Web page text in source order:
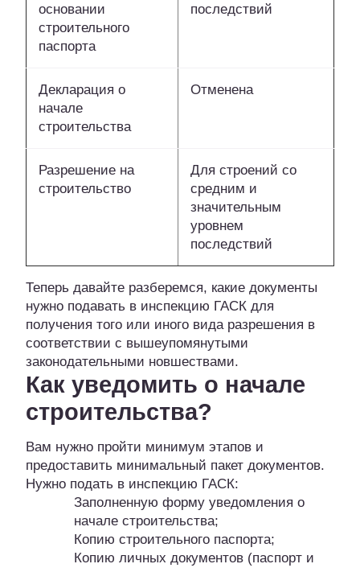
основании
строительного
паспорта
последствий
Декларация о
начале
строительства
Отменена
Разрешение на
строительство
Для строений со
средним и
значительным
уровнем
последствий
Теперь давайте разберемся, какие документы
нужно подавать в инспекцию ГАСК для
получения того или иного вида разрешения в
соответствии с вышеупомянутыми
законодательными новшествами.
Как уведомить о начале
строительства?
Вам нужно пройти минимум этапов и
предоставить минимальный пакет документов.
Нужно подать в инспекцию ГАСК:
Заполненную форму уведомления о
начале строительства;
Копию строительного паспорта;
Копию личных документов (паспорт и